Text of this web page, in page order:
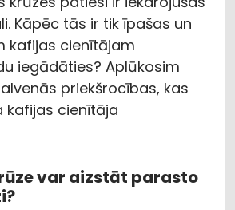
Kāpēc tās ir tik īpašas un
kafijas cienītājam
iegādāties? Aplūkosim
priekšrocības, kas
kafijas cienītāja
var aizstāt parasto